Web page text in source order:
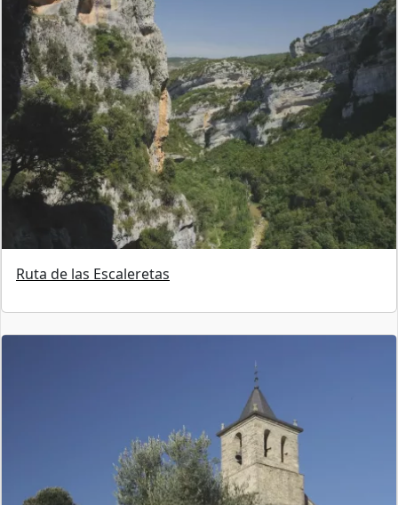
Ruta de las Escaleretas